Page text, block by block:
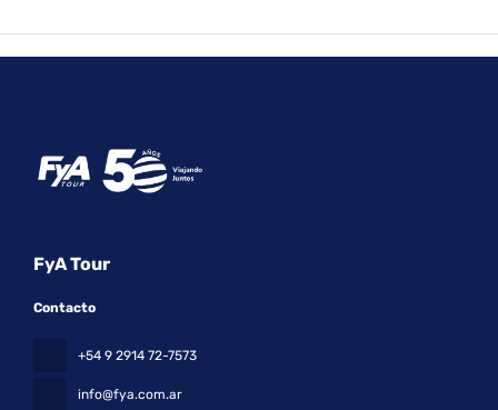
FyA Tour
Contacto
+54 9 2914 72-7573
info@fya.com.ar